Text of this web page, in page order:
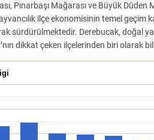
Pınarbaşı Mağarası ve Büyük Düden
ilçe ekonomisinin temel geçim
sürdürülmektedir. Derebucak, doğal
dikkat çeken ilçelerinden biri olarak